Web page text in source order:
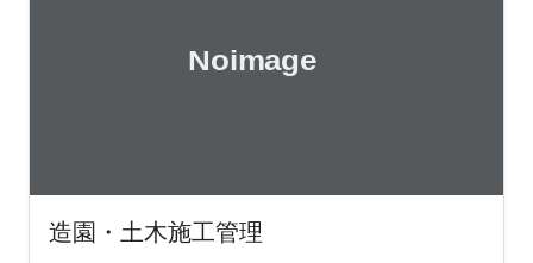
造園・土木施工管理